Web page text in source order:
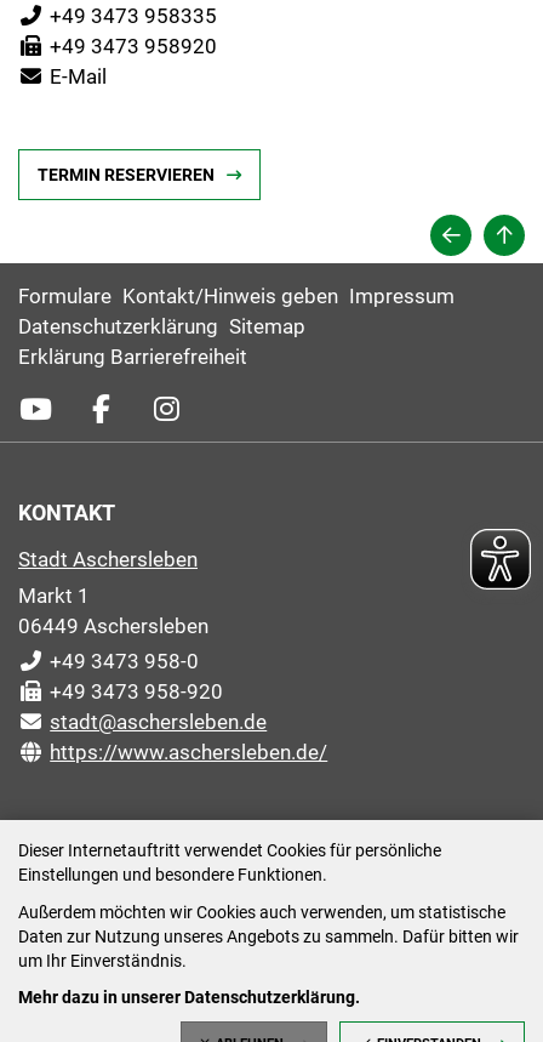
Dieser Internetauftritt verwendet Cookies für persönliche
Einstellungen und besondere Funktionen.
Außerdem möchten wir Cookies auch verwenden, um statistische
Daten zur Nutzung unseres Angebots zu sammeln. Dafür bitten wir
um Ihr Einverständnis.
Mehr dazu in unserer Datenschutzerklärung.
+49 3473 958335
+49 3473 958920
E-Mail
TERMIN RESERVIEREN
Formulare Kontakt/Hinweis geben Impressum
Datenschutzerklärung Sitemap
Erklärung Barrierefreiheit
KONTAKT
Stadt Aschersleben
Markt 1
06449 Aschersleben
+49 3473 958-0
+49 3473 958-920
stadt@aschersleben.de
https://www.aschersleben.de/
Montag: 09:00-12:00 /14:00-15:00 Uhr
Dienstag: 09:00-12:00 /14:00-16:00 Uhr
Mittwoch: 09:00 - 12:00 Uhr (nach vorheriger
Donnerstag: 09:00-12:00 /14:00-18:00 Uhr